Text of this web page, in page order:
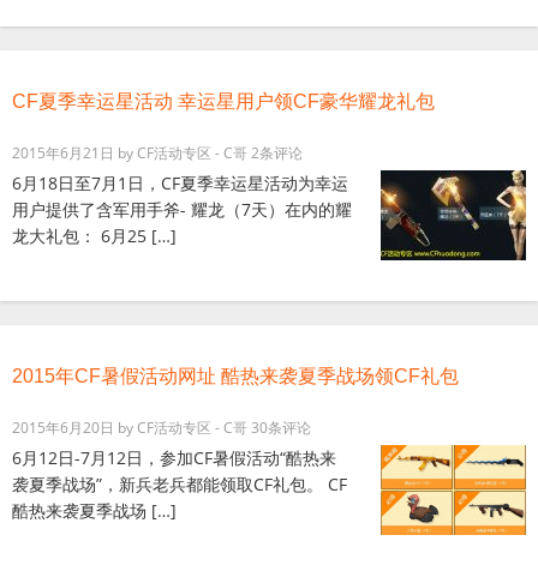
CF夏季幸运星活动 幸运星用户领CF豪华耀龙礼包
2015年6月21日 byCF活动专区 - C哥2条评论
6月18日至7月1日，CF夏季幸运星活动为幸运
用户提供了含军用手斧- 耀龙（7天）在内的耀
龙大礼包： 6月25 […]
2015年CF暑假活动网址 酷热来袭夏季战场领CF礼包
2015年6月20日 byCF活动专区 - C哥30条评论
6月12日-7月12日，参加CF暑假活动“酷热来
袭夏季战场”，新兵老兵都能领取CF礼包。 CF
酷热来袭夏季战场 […]